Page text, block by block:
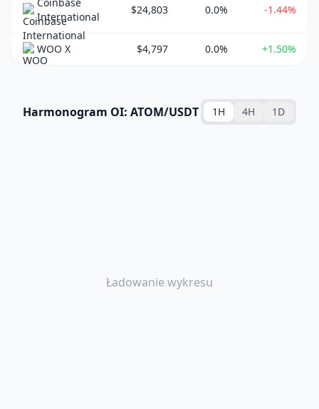
International
$24,803 0.0% -1.44%
WOO X $4,797 0.0% +1.50%
Harmonogram OI: ATOM/USDT 1H 4H 1D
Ładowanie wykresu